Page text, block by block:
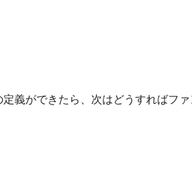
義ができたら、次はどうすればフ